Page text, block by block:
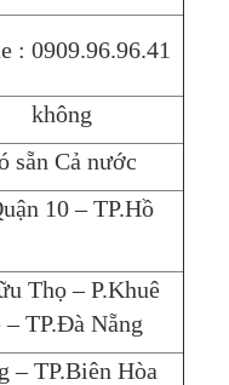
: 0909.96.96.41
không
sẵn Cả nước
10 – TP.Hồ
Thọ – P.Khuê
TP.Đà Nẵng
– TP.Biên Hòa